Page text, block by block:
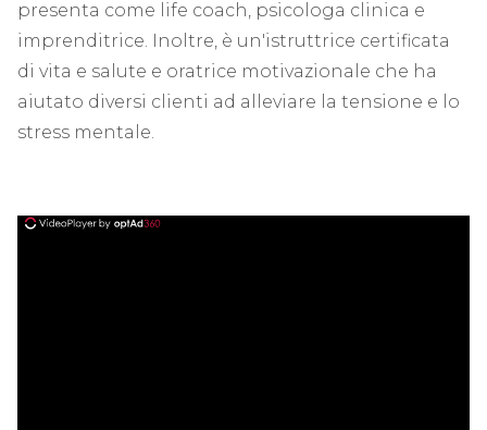
presenta come life coach, psicologa clinica e
imprenditrice. Inoltre, è un'istruttrice certificata
di vita e salute e oratrice motivazionale che ha
aiutato diversi clienti ad alleviare la tensione e lo
stress mentale.